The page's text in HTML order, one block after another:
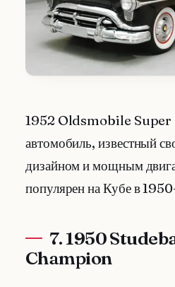
1952 Oldsmobile Super
автомобиль, известный
дизайном и мощным
популярен на Кубе в
7. 1950
Champion